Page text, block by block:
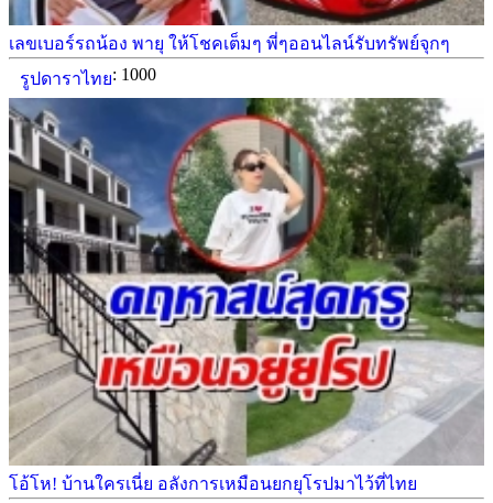
เลขเบอร์รถน้อง พายุ ให้โชคเต็มๆ พี่ๆออนไลน์รับทรัพย์จุกๆ
รูปดาราไทย: 1000
โอ้โห! บ้านใครเนี่ย อลังการเหมือนยกยุโรปมาไว้ที่ไทย